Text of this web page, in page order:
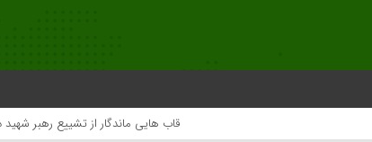
قاب هایی ماندگار از تشییع رهبر شهید در تهران